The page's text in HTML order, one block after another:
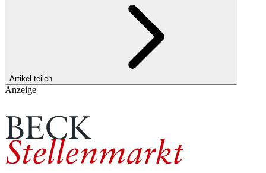
Artikel teilen
Anzeige